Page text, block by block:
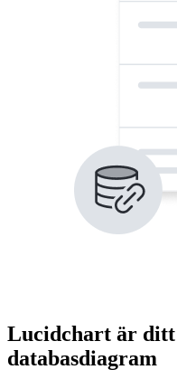
Lucidchart är
databasdiagram